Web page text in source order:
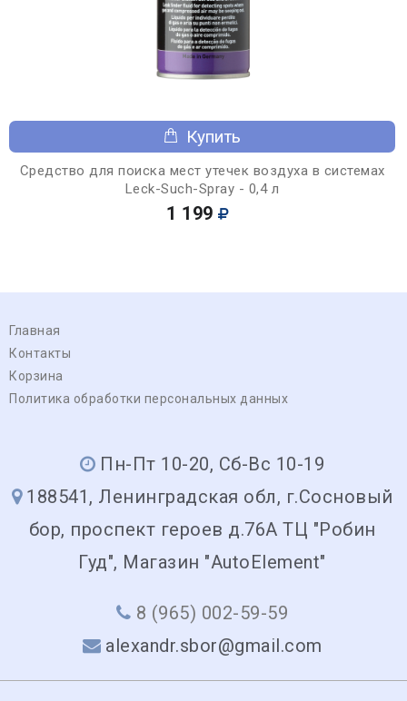
Купить
Средство для поиска мест утечек воздуха в системах
Leck-Such-Spray - 0,4 л
1 199
Главная
Контакты
Корзина
Политика обработки персональных данных
Пн-Пт 10-20, Сб-Вс 10-19
188541, Ленинградская обл, г.Сосновый
бор, проспект героев д.76А ТЦ "Робин
Гуд", Магазин "AutoElement"
8 (965) 002-59-59
alexandr.sbor@gmail.com